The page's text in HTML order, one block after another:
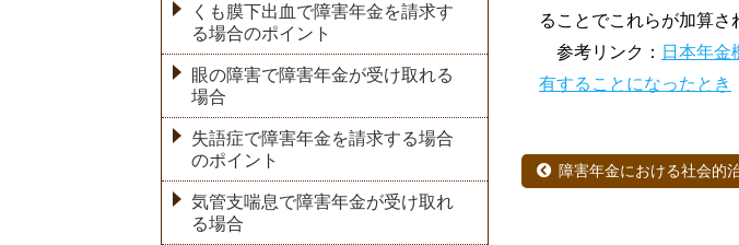
ることでこれらが加算さ
参考リンク： 日本年金
有することになったとき
障害年金における社会的
くも膜下出血で障害年金を請求す
る場合のポイント
眼の障害で障害年金が受け取れる
場合
失語症で障害年金を請求する場合
のポイント
気管支喘息で障害年金が受け取れ
る場合